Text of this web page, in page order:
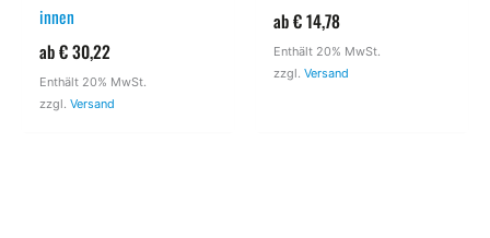
innen
ab€30,22
Enthält 20% MwSt.
zzgl.Versand
ab€14,78
Enthält 20% MwSt.
zzgl.Versand